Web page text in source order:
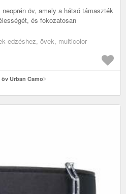
öv, amely a hátsó támaszték
és fokozatosan
edzéshez, övek, multicolor
Urban Camo